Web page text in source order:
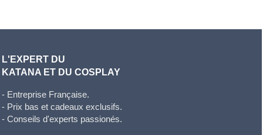
L'EXPERT DU
KATANA ET DU COSPLAY
- Entreprise Française.
- Prix bas et cadeaux exclusifs.
- Conseils d'experts passionés.